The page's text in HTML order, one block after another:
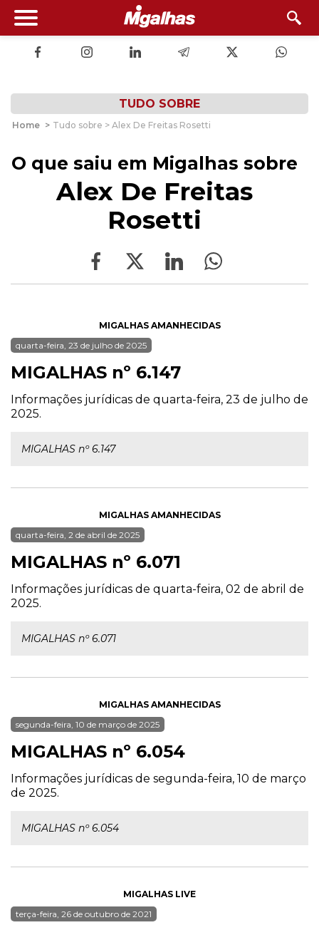
TUDO SOBRE
Home > Tudo sobre > Alex De Freitas Rosetti
O que saiu em Migalhas sobre
Alex De Freitas
Rosetti
MIGALHAS AMANHECIDAS
quarta-feira, 23 de julho de 2025
MIGALHAS nº 6.147
Informações jurídicas de quarta-feira, 23 de julho de
2025.
MIGALHAS nº 6.147
MIGALHAS AMANHECIDAS
quarta-feira, 2 de abril de 2025
MIGALHAS nº 6.071
Informações jurídicas de quarta-feira, 02 de abril de
2025.
MIGALHAS nº 6.071
MIGALHAS AMANHECIDAS
segunda-feira, 10 de março de 2025
MIGALHAS nº 6.054
Informações jurídicas de segunda-feira, 10 de março
de 2025.
MIGALHAS nº 6.054
MIGALHAS LIVE
terça-feira, 26 de outubro de 2021